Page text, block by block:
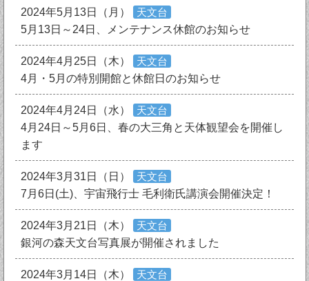
2024年5月13日（月）
天文台
5月13日～24日、メンテナンス休館のお知らせ
2024年4月25日（木）
天文台
4月・5月の特別開館と休館日のお知らせ
2024年4月24日（水）
天文台
4月24日～5月6日、春の大三角と天体観望会を開催し
ます
2024年3月31日（日）
天文台
7月6日(土)、宇宙飛行士 毛利衛氏講演会開催決定！
2024年3月21日（木）
天文台
銀河の森天文台写真展が開催されました
2024年3月14日（木）
天文台